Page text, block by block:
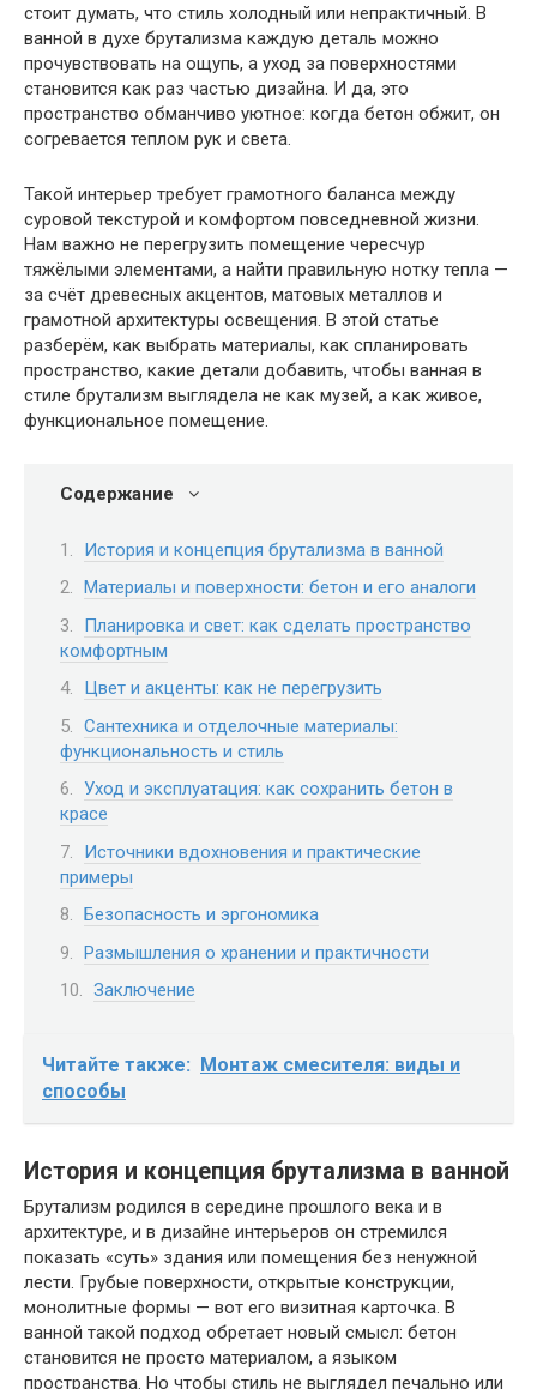
стоит думать, что стиль холодный или непрактичный. В
ванной в духе брутализма каждую деталь можно
прочувствовать на ощупь, а уход за поверхностями
становится как раз частью дизайна. И да, это
пространство обманчиво уютное: когда бетон обжит, он
согревается теплом рук и света.
Такой интерьер требует грамотного баланса между
суровой текстурой и комфортом повседневной жизни.
Нам важно не перегрузить помещение чересчур
тяжёлыми элементами, а найти правильную нотку тепла —
за счёт древесных акцентов, матовых металлов и
грамотной архитектуры освещения. В этой статье
разберём, как выбрать материалы, как спланировать
пространство, какие детали добавить, чтобы ванная в
стиле брутализм выглядела не как музей, а как живое,
функциональное помещение.
Содержание
История и концепция брутализма в ванной
Материалы и поверхности: бетон и его аналоги
Планировка и свет: как сделать пространство
комфортным
Цвет и акценты: как не перегрузить
Сантехника и отделочные материалы:
функциональность и стиль
Уход и эксплуатация: как сохранить бетон в
красе
Источники вдохновения и практические
примеры
Безопасность и эргономика
Размышления о хранении и практичности
Заключение
Читайте также: Монтаж смесителя: виды и
способы
История и концепция брутализма в ванной
Брутализм родился в середине прошлого века и в
архитектуре, и в дизайне интерьеров он стремился
показать «суть» здания или помещения без ненужной
лести. Грубые поверхности, открытые конструкции,
монолитные формы — вот его визитная карточка. В
ванной такой подход обретает новый смысл: бетон
становится не просто материалом, а языком
пространства. Но чтобы стиль не выглядел печально или